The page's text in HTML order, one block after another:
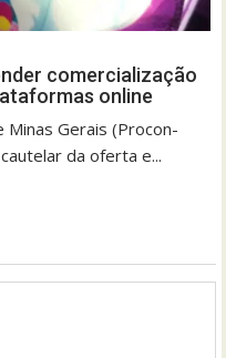
comercialização
online
Gerais (Procon-
da oferta e...